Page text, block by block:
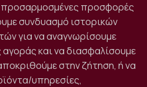
προσαρμοσμένες προσφορές
συνδυασμό ιστορικών
για να αναγνωρίσουμε
αγοράς και να διασφαλίσουμε
στην ζήτηση, ή να
υπηρεσίες,